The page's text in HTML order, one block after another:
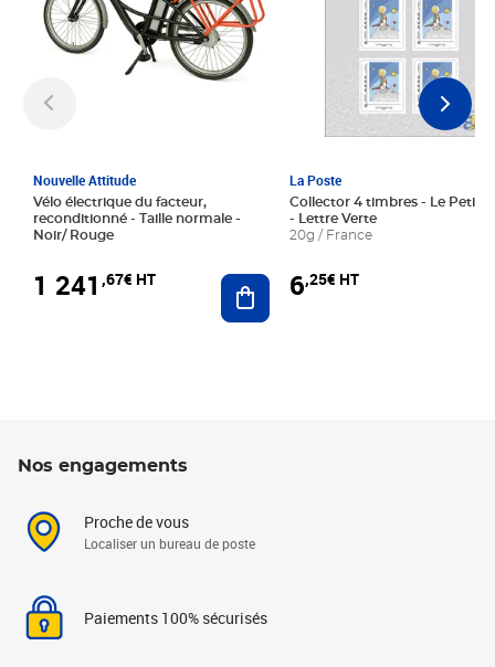
Nouvelle Attitude
Vélo électrique du facteur,
reconditionné - Taille normale -
Noir/ Rouge
1 241 ,67€ HT Ajouter au panier
La Poste
Collector 4 timbres - Le Petit
- Lettre Verte
20g / France
6,25€ HT
Nos engagements
Proche de vous
Localiser un bureau de poste
Paiements 100% sécurisés